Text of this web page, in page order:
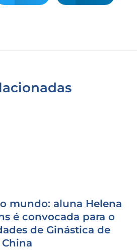
o mundo: aluna Helena
é convocada para o
de Ginástica de